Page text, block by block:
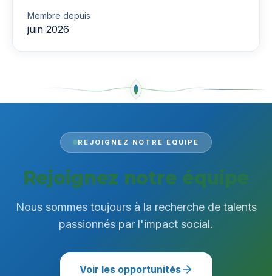
Membre depuis
juin 2026
REJOIGNEZ NOTRE ÉQUIPE
Rejoignez notre équipe
Nous sommes toujours à la recherche de talents
passionnés par l'impact social.
Voir les opportunités